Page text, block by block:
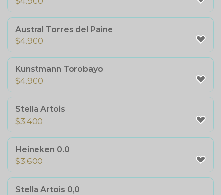
Austral Torres del Paine
$4.900
Kunstmann Torobayo
$4.900
Stella Artois
$3.400
Heineken 0.0
$3.600
Stella Artois 0,0